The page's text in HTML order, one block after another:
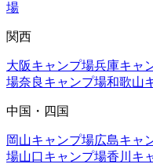
場
関西
大阪キャンプ場兵庫キャ
場奈良 キャンプ場和歌山
中国・四国
岡山キャンプ場広島キャ
場山口キャンプ場香川 キ